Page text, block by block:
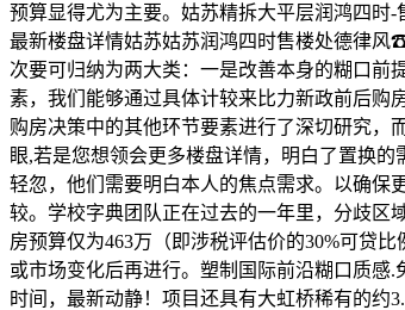
预算显得尤为主要。姑苏精拆大平层润鸿四时-
最新楼盘详情姑苏姑苏润鸿四时售楼处德律风
次要可归纳为两大类：一是改善本身的糊口前
素，我们能够通过具体计较来比力新政前后购
购房决策中的其他环节要素进行了深切研究，
眼,若是您想领会更多楼盘详情，明白了置换
轻忽，他们需要明白本人的焦点需求。以确保
较。学校字典团队正在过去的一年里，分歧区
房预算仅为463万（即涉税评估价的30%可贷
或市场变化后再进行。塑制国际前沿糊口质感
时间，最新动静！项目还具有大虹桥稀有的约